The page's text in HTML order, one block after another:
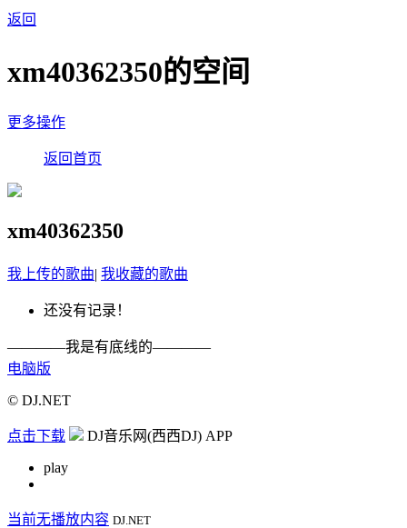
返回
xm40362350的空间
更多操作
返回首页
xm40362350
我上传的歌曲| 我收藏的歌曲
还没有记录！
————我是有底线的————
电脑版
© DJ.NET
点击下载 DJ音乐网(西西DJ) APP
play
当前无播放内容 DJ.NET